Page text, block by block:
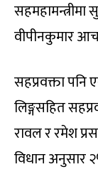
सहमहामन्त्रीमा
वीपीनकुमार
सहप्रवक्ता
लिङ्गसहित
रावल र रमेश
विधान अनुसार